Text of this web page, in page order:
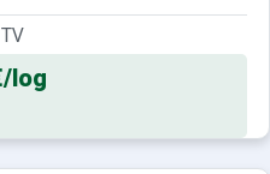
m² avec jardin, patio.
TV
/log